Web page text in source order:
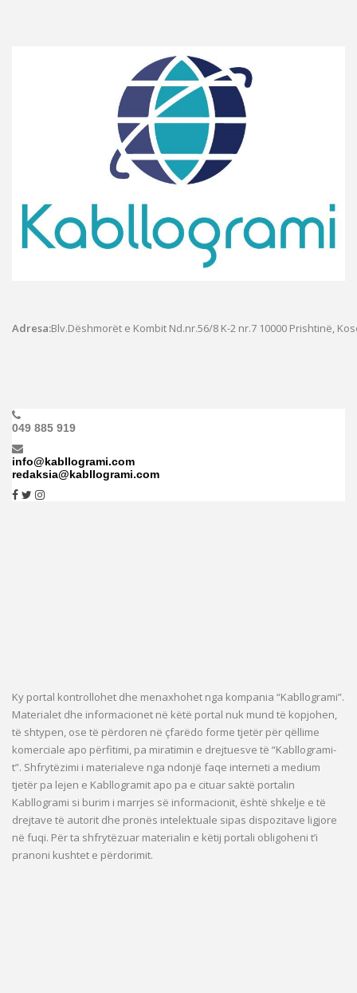
Adresa:Blv.Dëshmorët e Kombit Nd.nr.56/8 K-2 nr.7 10000 Prishtinë,
049 885 919
info@kabllogrami.com
redaksia@kabllogrami.com
Ky portal kontrollohet dhe menaxhohet nga kompania “Kabllogrami”.
Materialet dhe informacionet në këtë portal nuk mund të kopjohen,
të shtypen, ose të përdoren në çfarëdo forme tjetër për qëllime
komerciale apo përfitimi, pa miratimin e drejtuesve të “Kabllogrami-
t”. Shfrytëzimi i materialeve nga ndonjë faqe interneti a medium
tjetër pa lejen e Kabllogramit apo pa e cituar saktë portalin
Kabllogrami si burim i marrjes së informacionit, është shkelje e të
drejtave të autorit dhe pronës intelektuale sipas dispozitave ligjore
në fuqi. Për ta shfrytëzuar materialin e këtij portali obligoheni t’i
pranoni kushtet e përdorimit.